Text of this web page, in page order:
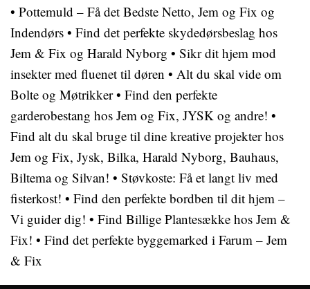
• Pottemuld – Få det Bedste Netto, Jem og Fix og
Indendørs • Find det perfekte skydedørsbeslag hos
Jem & Fix og Harald Nyborg • Sikr dit hjem mod
insekter med fluenet til døren • Alt du skal vide om
Bolte og Møtrikker• Find den perfekte
garderobestang hos Jem og Fix, JYSK og andre! •
Find alt du skal bruge til dine kreative projekter hos
Jem og Fix, Jysk, Bilka, Harald Nyborg, Bauhaus,
Biltema og Silvan! • Støvkoste: Få et langt liv med
fisterkost! • Find den perfekte bordben til dit hjem –
Vi guider dig! • Find Billige Plantesække hos Jem &
Fix! • Find det perfekte byggemarked i Farum – Jem
& Fix